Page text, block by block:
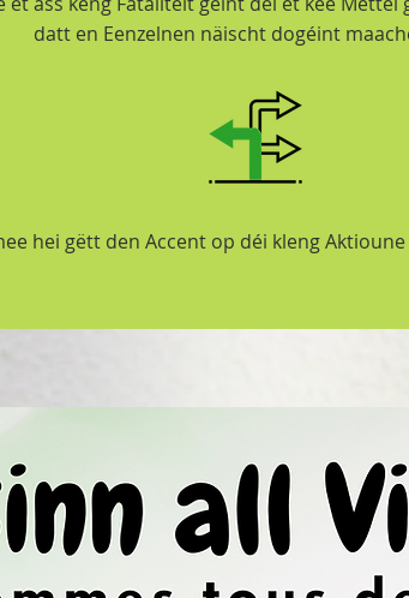
datt en Eenzelnen näischt dogéint
hei gëtt den Accent op déi kleng